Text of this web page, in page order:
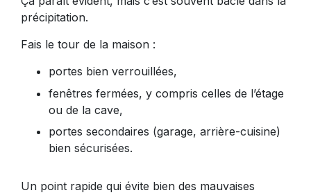
précipitation.
Fais le tour de la maison :
portes bien verrouillées,
fenêtres fermées, y compris celles de l’étage
ou de la cave,
portes secondaires (garage, arrière-cuisine)
bien sécurisées.
Un point rapide qui évite bien des mauvaises